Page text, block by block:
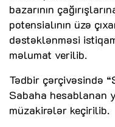
bazarının
potensialının üzə
dəstəklənməsi
məlumat verilib.
Tədbir çərçivəsində
Sabaha hesablanan
müzakirələr keçirilib.